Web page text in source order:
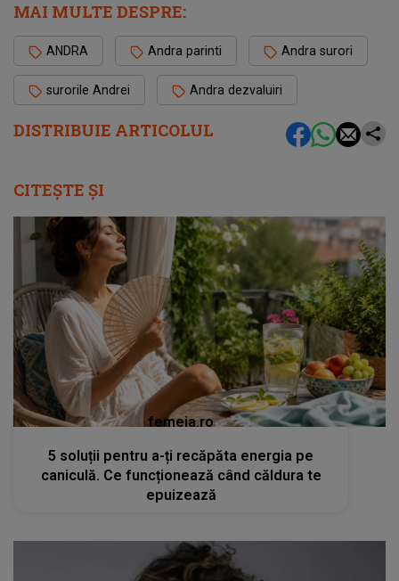
DISTRIBUIE ARTICOLUL
MAI MULTE DESPRE:
ANDRA Andra parinti Andra surori
surorile Andrei Andra dezvaluiri
CITEȘTE ȘI
femeia.ro
5 soluții pentru a-ți recăpăta energia pe
caniculă. Ce funcționează când căldura te
epuizează